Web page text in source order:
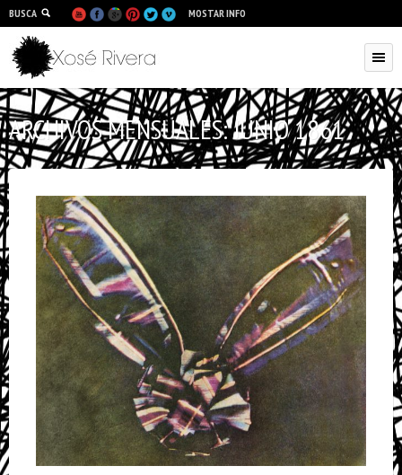
BUSCA MOSTAR INFO
ARCHIVOS MENSUALES:JUNIO 1861